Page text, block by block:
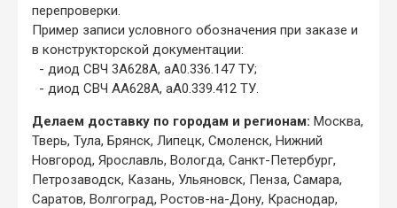
перепроверки.
Пример записи условного обозначения при заказе и
в конструкторской документации:
- диод СВЧ 3А628А, аА0.336.147 ТУ;
- диод СВЧ АА628А, аА0.339.412 ТУ.
Делаем доставку по городам и регионам: Москва,
Тверь, Тула, Брянск, Липецк, Смоленск, Нижний
Новгород, Ярославль, Вологда, Санкт-Петербург,
Петрозаводск, Казань, Ульяновск, Пенза, Самара,
Саратов, Волгоград, Ростов-на-Дону, Краснодар,